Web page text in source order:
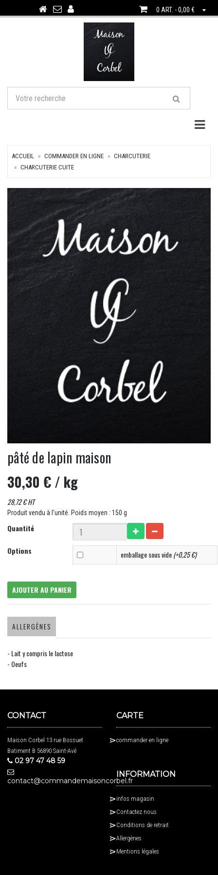
0 ART. - 0,00 €
ACCUEIL COMMANDER EN LIGNE
CHARCUTERIE
CHARCUTERIE CUITE
pâté de lapin maison
30,30 €/ kg
28,72 € HT
Produit vendu à l'unité. Poids moyen : 150 g
Quantité
Options emballage sous vide(+0,25 €)
AJOUTER AU PANIER
ALLERGÈNES
- Lait y compris le lactose
- Oeufs
CONTACT
Maison Corbel 13 rue Bossuet
Batiment B 56890 Saint-Avé
02 97 47 48 59
contact@commandemaisoncorbel.fr
CARTE
commander en ligne
INFORMATION
infos magasin
Contactez nous
Conditions de retrait
Allergènes
Mentions légales